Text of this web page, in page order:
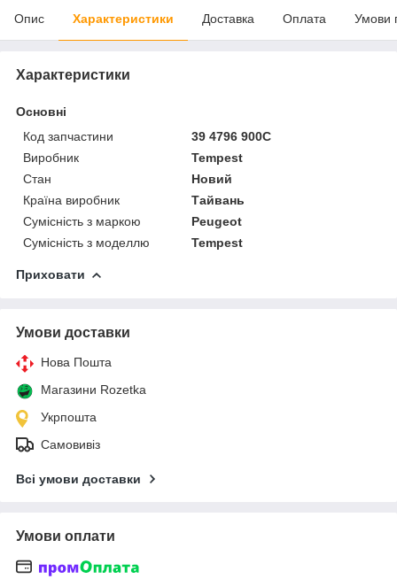
Опис Характеристики Доставка Оплата Умови
Характеристики
Основні
Код запчастини
39 4796 900C
Виробник
Tempest
Стан
Новий
Країна виробник
Тайвань
Сумісність з маркою
Peugeot
Сумісність з моделлю
Tempest
Приховати
Умови доставки
Нова Пошта
Магазини Rozetka
Укрпошта
Самовивіз
Всі умови доставки
Умови оплати